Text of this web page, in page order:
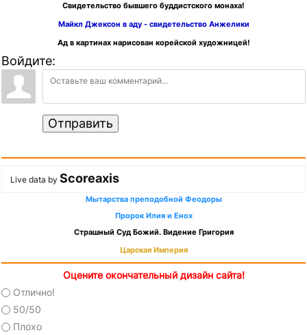
Свидетельство бывшего буддистского монаха!
Майкл Джексон в аду - свидетельство Анжелики
Ад в картинах нарисован корейской художницей!
Войдите:
Отправить
Live data by Scoreaxis
Мытарства преподобной Феодоры
Пророк Илия и Енох
Страшный Суд Божий. Видение Григория
Царская Империя
Оцените окончательный дизайн сайта!
Отлично!
50/50
Плохо